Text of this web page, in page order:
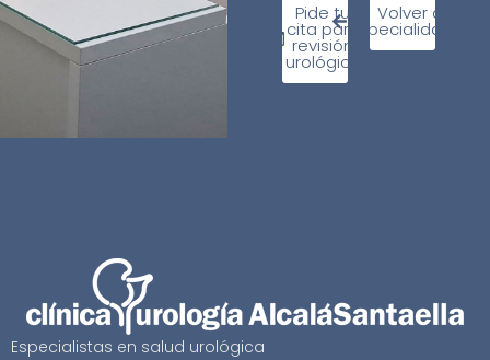
Pide tu
cita para
revisión
urológica
Volver a
especialidades
Especialistas en salud urológica